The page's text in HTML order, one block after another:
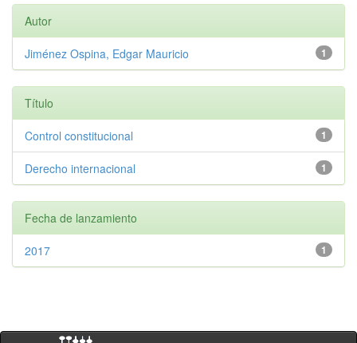
Autor
1
Jiménez Ospina, Edgar Mauricio
Título
1
Control constitucional
1
Derecho internacional
Fecha de lanzamiento
1
2017